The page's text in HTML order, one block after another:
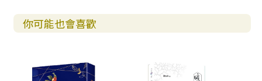
你可能也會喜歡